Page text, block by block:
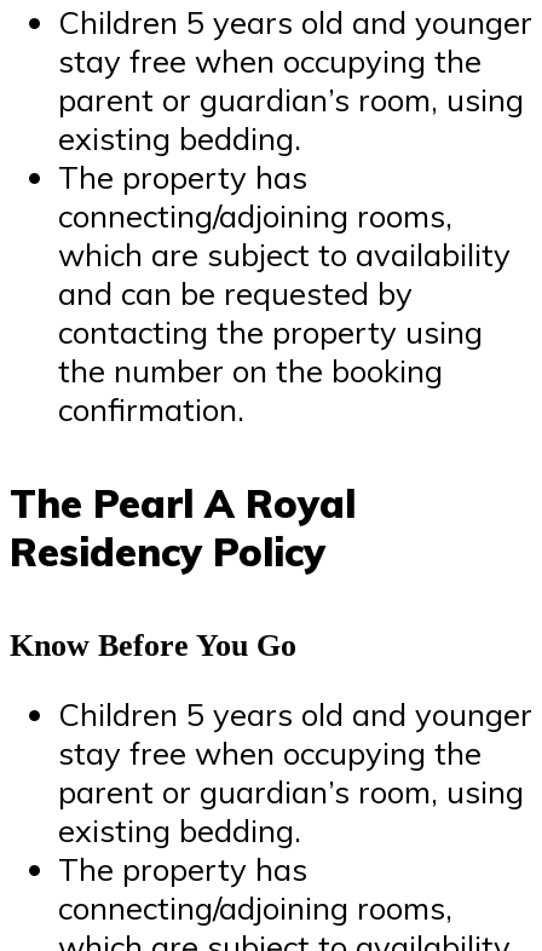
Children 5 years old and younger
stay free when occupying the
parent or guardian’s room, using
existing bedding.
The property has
connecting/adjoining rooms,
which are subject to availability
and can be requested by
contacting the property using
the number on the booking
confirmation.
The Pearl A Royal
Residency Policy
Know Before You Go
Children 5 years old and younger
stay free when occupying the
parent or guardian’s room, using
existing bedding.
The property has
connecting/adjoining rooms,